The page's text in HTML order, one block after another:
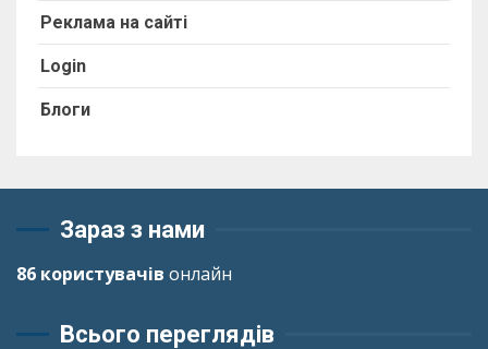
Реклама на сайті
Login
Блоги
Зараз з нами
86 користувачів онлайн
Всього переглядів